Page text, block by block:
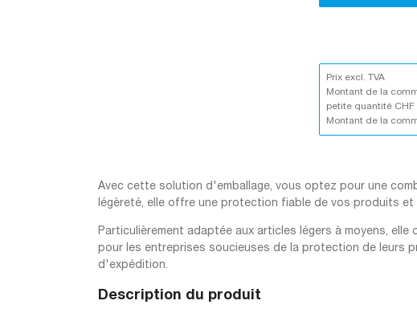
Prix excl. TVA
Montant de la
petite quantité CHF
Montant de la
Avec cette solution d'emballage, vous optez pour une
légèreté, elle offre une protection fiable de vos produits
Particulièrement adaptée aux articles légers à moyens,
pour les entreprises soucieuses de la protection de leurs
d'expédition.
Description du produit